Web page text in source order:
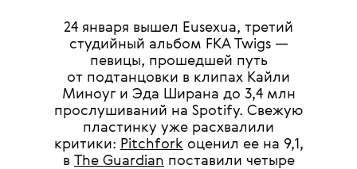
24 января вышел Eusexua, третий
студийный альбом FKA Twigs —
певицы, прошедшей путь
от подтанцовки в клипах Кайли
Миноуг и Эда Ширана до 3,4 млн
прослушиваний на Spotify. Свежую
пластинку уже расхвалили
критики: Pitchfork оценил ее на 9,1,
в The Guardian поставили четыре